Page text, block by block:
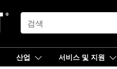
SEARCH
산업 서비스 및 지원